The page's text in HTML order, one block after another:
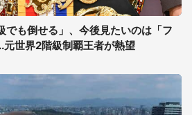
でも倒せる」、今後見たいのは「フ
元世界2階級制覇王者が熱望